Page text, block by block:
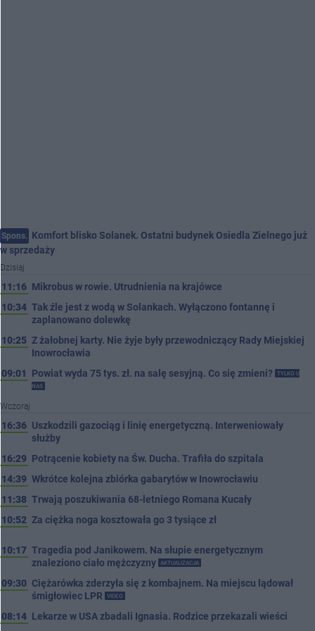
Spons. Komfort blisko Solanek. Ostatni budynek Osiedla Zielnego już
w sprzedaży
Dzisiaj
11:16 Mikrobus w rowie. Utrudnienia na krajówce
10:34 Tak źle jest z wodą w Solankach. Wyłączono fontannę i
zaplanowano dolewkę
10:25 Z żałobnej karty. Nie żyje były przewodniczący Rady Miejskiej
Inowrocławia
09:01
Powiat wyda 75 tys. zł. na salę sesyjną. Co się zmieni?
TYLKO U
NAS
Wczoraj
16:36 Uszkodzili gazociąg i linię energetyczną. Interweniowały
służby
16:29 Potrącenie kobiety na Św. Ducha. Trafiła do szpitala
14:39 Wkrótce kolejna zbiórka gabarytów w Inowrocławiu
11:38 Trwają poszukiwania 68-letniego Romana Kucały
10:52 Za ciężka noga kosztowała go 3 tysiące zł
10:17 Tragedia pod Janikowem. Na słupie energetycznym
znaleziono ciało mężczyzny
AKTUALIZACJA
09:30 Ciężarówka zderzyła się z kombajnem. Na miejscu lądował
śmigłowiec LPR
VIDEO
08:14 Lekarze w USA zbadali Ignasia. Rodzice przekazali wieści